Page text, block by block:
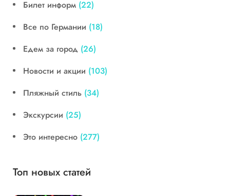
Билет информ (22)
Все по Германии (18)
Едем за город (26)
Новости и акции (103)
Пляжный стиль (34)
Экскурсии (25)
Это интересно (277)
Топ новых статей